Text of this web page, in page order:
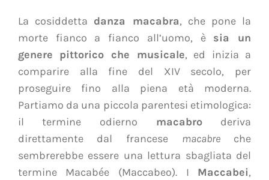
La cosiddetta danza macabra, che pone la
morte fianco a fianco all’uomo, è sia un
genere pittorico che musicale, ed inizia a
comparire alla fine del XIV secolo, per
proseguire fino alla piena età moderna.
Partiamo da una piccola parentesi etimologica:
il termine odierno macabroderiva
direttamente dal francese macabreche
sembrerebbe essere una lettura sbagliata del
termine Macabée (Maccabeo). I Maccabei,